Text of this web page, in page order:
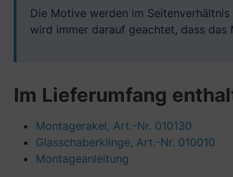
Die Motive werden im
wird immer darauf geachtet, dass
Im Lieferumfang
Montagerakel, Art.-Nr. 010130
Glasschaberklinge, Art.-Nr. 010010
Montageanleitung